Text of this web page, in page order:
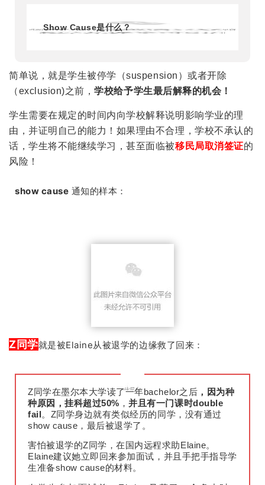
Show Cause是什么？
简单说，就是学生被停学（suspension）或者开除
（exclusion)之前，学校给予学生最后解释的机会！
学生需要在规定的时间内向学校解释说明影响学业的理
由，并证明自己的能力！如果理由不合理，学校不承认的
话，学生将不能继续学习，甚至面临被移民局取消签证的
风险！
show cause 通知的样本：
Z同学就是被Elaine从被退学的边缘救了回来：
Z同学在墨尔本大学读了一年bachelor之后 ，因为种
种原因，挂科超过50% ，并且有一门课时double
fail。Z同学身边就有类似经历的同学，没有通过
show cause，最后被退学了。
害怕被退学的Z同学，在国内远程求助Elaine。
Elaine建议她立即回来参加面试，并且手把手指导学
生准备show cause的材料。